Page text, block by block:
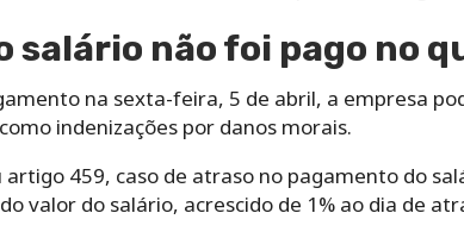
salário não foi pago no
na sexta-feira, 5 de abril, a empresa
indenizações por danos morais.
artigo 459, caso de atraso no pagamento do
valor do salário, acrescido de 1% ao dia de